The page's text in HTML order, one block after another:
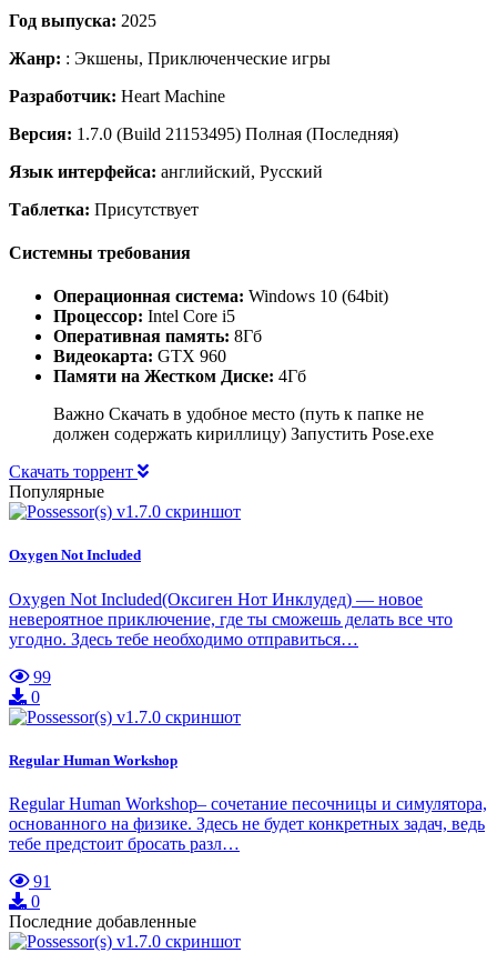
Год выпуска: 2025
Жанр: : Экшены, Приключенческие игры
Разработчик: Heart Machine
Версия: 1.7.0 (Build 21153495) Полная (Последняя)
Язык интерфейса: английский, Русский
Таблетка: Присутствует
Системны требования
Операционная система: Windows 10 (64bit)
Процессор: Intel Core i5
Оперативная память: 8Гб
Видеокарта: GTX 960
Памяти на Жестком Диске: 4Гб
Важно Скачать в удобное место (путь к папке не
должен содержать кириллицу) Запустить Pose.exe
Скачать торрент
Популярные
Oxygen Not Included
Oxygen Not Included(Оксиген Нот Инклудед) — новое
невероятное приключение, где ты сможешь делать все что
угодно. Здесь тебе необходимо отправиться…
99
0
Regular Human Workshop
Regular Human Workshop– сочетание песочницы и симулятора,
основанного на физике. Здесь не будет конкретных задач, ведь
тебе предстоит бросать разл…
91
0
Последние добавленные